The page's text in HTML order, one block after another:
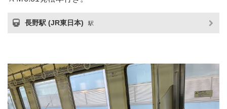
長野駅 (JR東日本) 駅